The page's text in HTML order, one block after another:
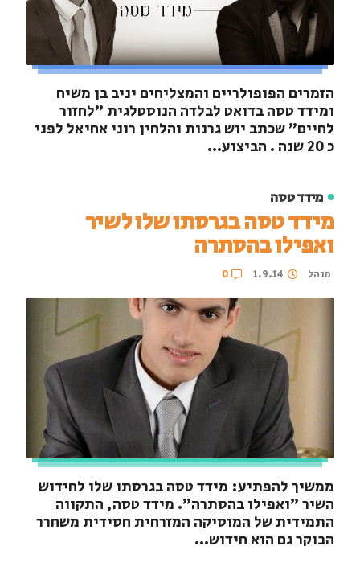
הזמרים הפופולריים והמצליחים יניב בן משיח
ומידד טסה בדואט לבלדה הנוסטלגית ״לחזור
לחיים״ שכתב יוש גרנות והלחין רוני אחיאל לפני
כ 20 שנה . הביצוע...
מידד טסה
מידד טסה בגרסתו שלו לשיר
ואפילו בהסתרה
מנהל 1.9.14
0
ממשיך להפתיע: מידד טסה בגרסתו שלו לחידוש
השיר ״ואפילו בהסתרה״. מידד טסה, התקווה
התמידית של המוסיקה המזרחית חסידית משחרר
הבוקר גם הוא חידוש...